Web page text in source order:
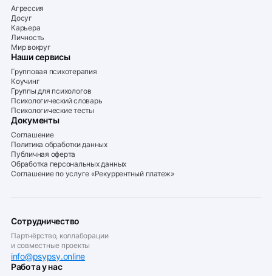
Агрессия
Досуг
Карьера
Личность
Мир вокруг
Наши сервисы
Групповая психотерапия
Коучинг
Группы для психологов
Психологический словарь
Психологические тесты
Документы
Соглашение
Политика обработки данных
Публичная оферта
Обработка персональных данных
Соглашение по услуге «Рекуррентный платеж»
Сотрудничество
Партнёрство, коллаборации
и совместные проекты
info@psypsy.online
Работа у нас